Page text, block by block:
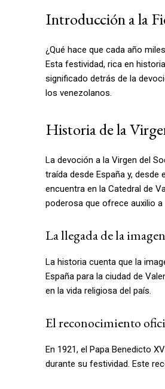
Introducción a la
¿Qué hace que cada año
Esta festividad, rica en
significado detrás de la
los venezolanos.
Historia de la
La devoción a la Virgen del
traída desde España y,
encuentra en la Catedral de
poderosa que ofrece auxilio
La llegada de la
La historia cuenta que la
España para la ciudad de
en la vida religiosa del país.
El reconocimiento
En 1921, el Papa Benedicto
durante su festividad. Este